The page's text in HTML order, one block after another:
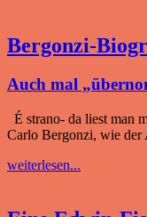
Bergonzi-
Auch mal
É strano- da liest man
Carlo Bergonzi, wie der
weiterlesen...